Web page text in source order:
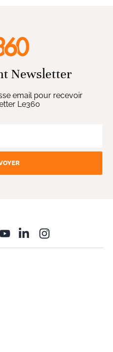
Newsletter
email pour recevoir
Le360